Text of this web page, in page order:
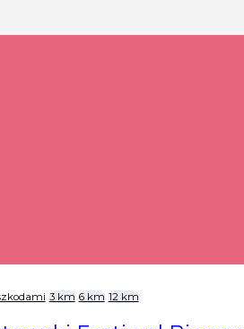
3 km 6 km 12 km